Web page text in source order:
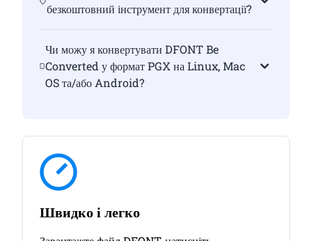
безкоштовний інструмент для конвертації?
Чи можу я конвертувати DFONT Be
Converted у формат PGX на Linux, Mac
OS та/або Android?
Швидко і легко